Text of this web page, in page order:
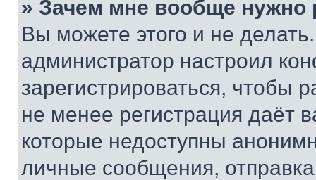
» Зачем мне вообще нужно
Вы можете этого и не
администратор настроил
зарегистрироваться, чтобы
не менее регистрация даёт
которые недоступны
личные сообщения,